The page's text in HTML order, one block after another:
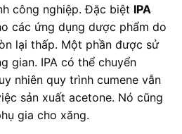
công nghiệp. Đặc biệt IPA
các ứng dụng dược phẩm do
lại thấp. Một phần được sử
gian. IPA có thể chuyển
nhiên quy trình cumene vẫn
sản xuất acetone. Nó cũng
gia cho xăng.